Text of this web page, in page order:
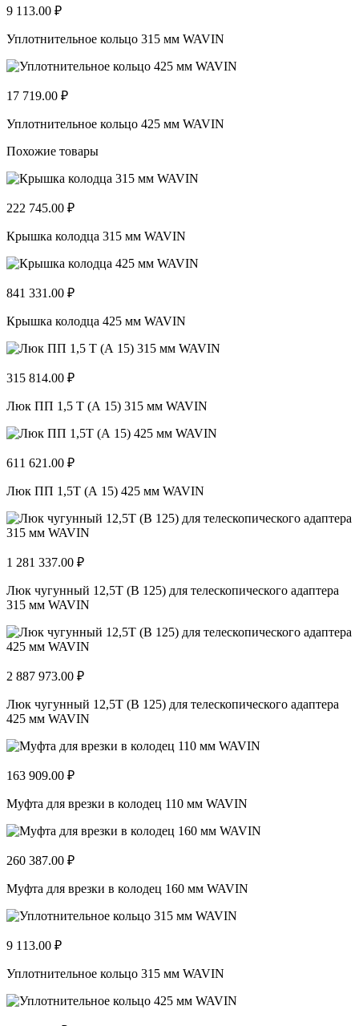
9 113.00 ₽
Уплотнительное кольцо 315 мм WAVIN
17 719.00 ₽
Уплотнительное кольцо 425 мм WAVIN
Похожие товары
222 745.00 ₽
Крышка колодца 315 мм WAVIN
841 331.00 ₽
Крышка колодца 425 мм WAVIN
315 814.00 ₽
Люк ПП 1,5 Т (А 15) 315 мм WAVIN
611 621.00 ₽
Люк ПП 1,5Т (А 15) 425 мм WAVIN
1 281 337.00 ₽
Люк чугунный 12,5Т (В 125) для телескопического адаптера
315 мм WAVIN
2 887 973.00 ₽
Люк чугунный 12,5Т (В 125) для телескопического адаптера
425 мм WAVIN
163 909.00 ₽
Муфта для врезки в колодец 110 мм WAVIN
260 387.00 ₽
Муфта для врезки в колодец 160 мм WAVIN
9 113.00 ₽
Уплотнительное кольцо 315 мм WAVIN